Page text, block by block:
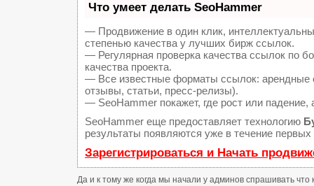
Что умеет делать SeoHammer
— Продвижение в один клик,
степенью качества у лучших бирж ссылок.
— Регулярная проверка качества ссылок по
качества проекта.
— Все известные форматы ссылок: арендные
отзывы, статьи, пресс-релизы).
— SeoHammer покажет, где рост или
SeoHammer еще предоставляет технологию
результаты появляются уже в течение первых
Зарегистрироваться и Начать
Да и к тому же когда мы начали у админов спрашивать что